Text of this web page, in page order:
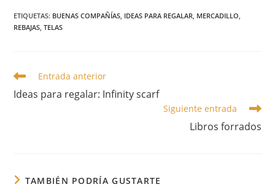
ETIQUETAS: BUENAS COMPAÑÍAS, IDEAS PARA REGALAR, MERCADILLO,
REBAJAS, TELAS
Leer
más
artículos
Entrada anterior
Ideas para regalar: Infinity scarf
Siguiente entrada
Libros forrados
TAMBIÉN PODRÍA GUSTARTE